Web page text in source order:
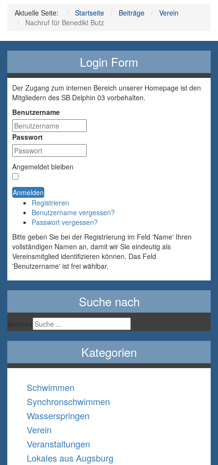
Aktuelle Seite:
Startseite Beiträge
Verein
Nachruf für Benedikt Butz
Login Form
Der Zugang zum internen Bereich unserer Homepage ist den
Mitgliedern des SB Delphin 03 vorbehalten.
Benutzername
Passwort
Angemeldet bleiben
Anmelden
Registrieren
Benutzername vergessen?
Passwort vergessen?
Bitte geben Sie bei der Registrierung im Feld 'Name' Ihren
vollständigen Namen an, damit wir Sie eindeutig als
Vereinsmitglied identifizieren können. Das Feld
'Benutzername' ist frei wählbar.
Suche nach
Kategorien
Schwimmen
Synchronschwimmen
Wasserspringen
Verein
Veranstaltungen
Lokales aus Augsburg